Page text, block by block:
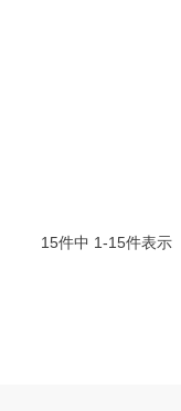
15件中 1-15件表示